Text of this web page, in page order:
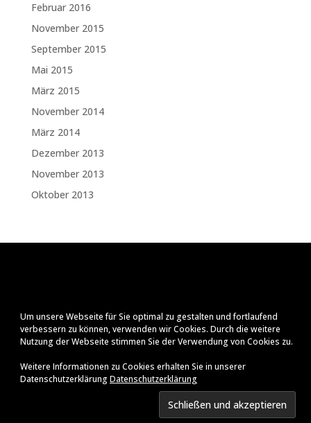
Februar 2016
November 2015
September 2015
Mai 2015
März 2015
November 2014
März 2014
Dezember 2013
November 2013
Oktober 2013
Datenschutzerklärung
© Ralf Zenker
2026
Um unsere Webseite für Sie optimal zu gestalten und fortlaufend
verbessern zu können, verwenden wir Cookies. Durch die weitere
Nutzung der Webseite stimmen Sie der Verwendung von Cookies zu.
Weitere Informationen zu Cookies erhalten Sie in unserer
DatenschutzerklärungDatenschutzerklärung